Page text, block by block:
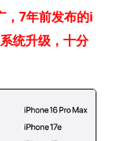
，7年前发布的i
统升级，十分